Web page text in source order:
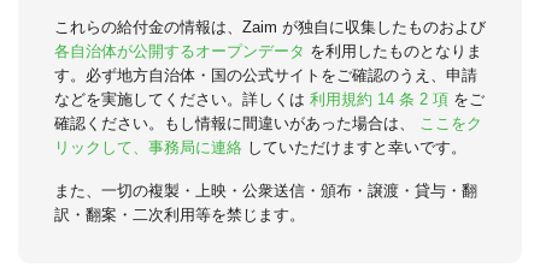
これらの給付金の情報は、Zaim が独自に収集したものおよび
各自治体が公開するオープンデータ を利用したものとなりま
す。必ず地方自治体・国の公式サイトをご確認のうえ、申請
などを実施してください。詳しくは 利用規約 14 条 2 項 をご
確認ください。もし情報に間違いがあった場合は、
ここをク
リックして、事務局に連絡 していただけますと幸いです。
また、一切の複製・上映・公衆送信・頒布・譲渡・貸与・翻
訳・翻案・二次利用等を禁じます。